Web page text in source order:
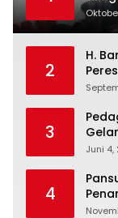
2
H.
3
Juni 4,
4